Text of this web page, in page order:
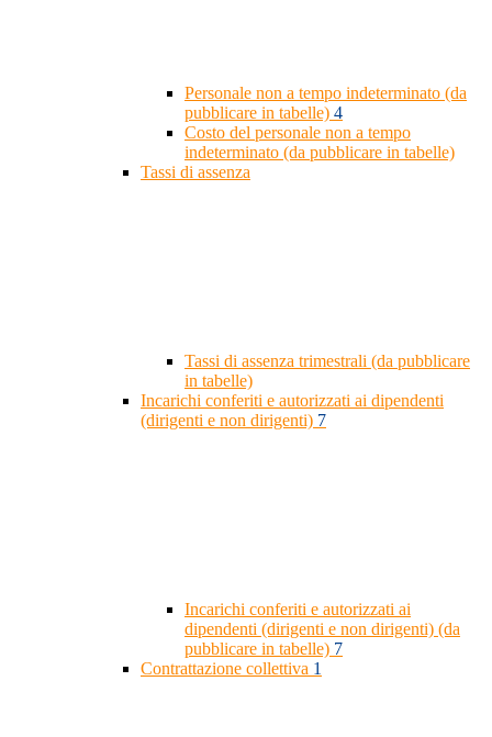
Personale non a tempo indeterminato (da
pubblicare in tabelle) 4
Costo del personale non a tempo
indeterminato (da pubblicare in tabelle)
Tassi di assenza
Tassi di assenza trimestrali (da pubblicare
in tabelle)
Incarichi conferiti e autorizzati ai dipendenti
(dirigenti e non dirigenti) 7
Incarichi conferiti e autorizzati ai
dipendenti (dirigenti e non dirigenti) (da
pubblicare in tabelle) 7
Contrattazione collettiva 1